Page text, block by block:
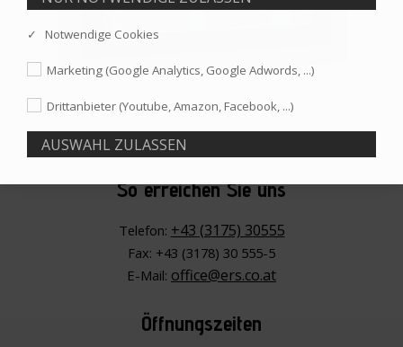
So erreichen Sie uns
Telefon: +43 (3175) 30555
Fax: +43 (3178) 30 555-5
E-Mail: office@ers.co.at
Öffnungszeiten
✓ Notwendige Cookies
Marketing (Google Analytics, Google Adwords, ...)
Drittanbieter (Youtube, Amazon, Facebook, ...)